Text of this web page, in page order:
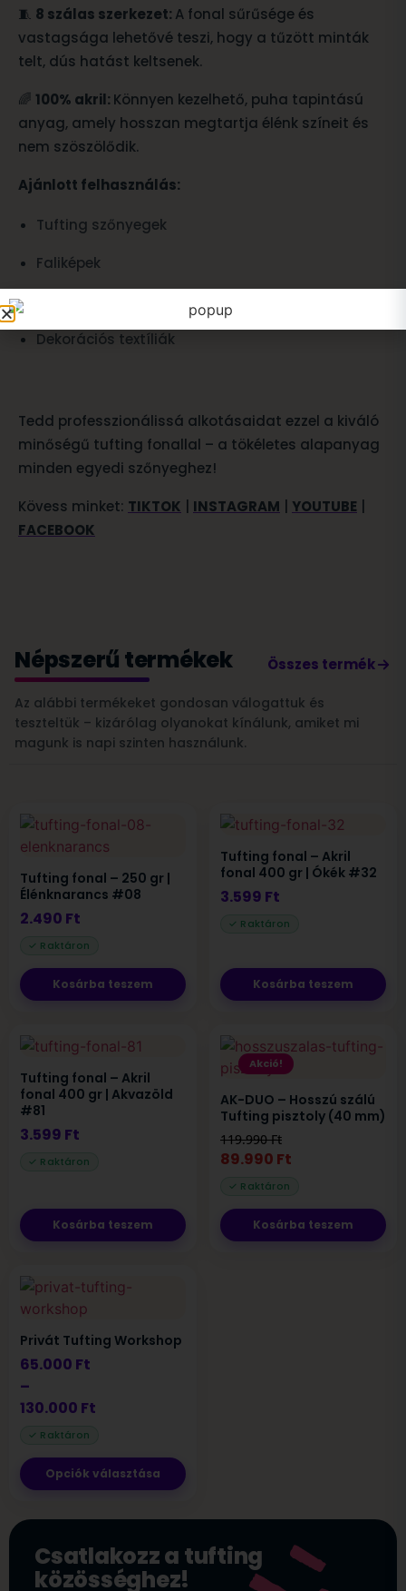
🧵 8 szálas szerkezet: A fonal sűrűsége és
vastagsága lehetővé teszi, hogy a tűzött minták
telt, dús hatást keltsenek.
🌈 100% akril: Könnyen kezelhető, puha tapintású
anyag, amely hosszan megtartja élénk színeit és
nem szöszölődik.
Ajánlott felhasználás:
Tufting szőnyegek
Faliképek
Dekorációs textíliák
Tedd professzionálissá alkotásaidat ezzel a kiváló
minőségű tufting fonallal – a tökéletes alapanyag
minden egyedi szőnyeghez!
Kövess minket: TIKTOK INSTAGRAM YOUTUBE
FACEBOOK
Népszerű termékek Összes termék
Az alábbi termékeket gondosan válogattuk és
teszteltük – kizárólag olyanokat kínálunk, amiket mi
magunk is napi szinten használunk.
Tufting fonal – 250 gr |
Élénknarancs #08
2.490 Ft
Kosárba teszem
Tufting fonal – Akril
fonal 400 gr | Ókék #32
3.599 Ft
Kosárba teszem
Tufting fonal – Akril
fonal 400 gr | Akvazöld
#81
3.599 Ft
Kosárba teszem
Akció!
AK-DUO – Hosszú szálú
Tufting pisztoly (40 mm)
119.990Ft
89.990 Ft
Kosárba teszem
Privát Tufting Workshop
65.000 Ft
–
130.000 Ft
Opciók választása
Csatlakozz a tufting
közösséghez!